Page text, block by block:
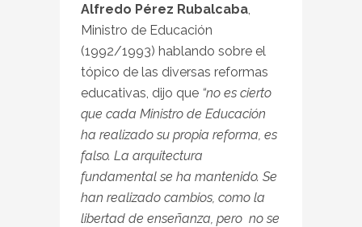
Alfredo Pérez Rubalcaba,
Ministro de Educación
(1992/1993) hablando sobre el
tópico de las diversas reformas
educativas, dijo que “no es cierto
que cada Ministro de Educación
ha realizado su propia reforma, es
falso. La arquitectura
fundamental se ha mantenido. Se
han realizado cambios, como la
libertad de enseñanza, pero no se